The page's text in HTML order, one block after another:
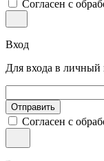
Согласен с
Вход
Для входа в личный
Отправить
Согласен с